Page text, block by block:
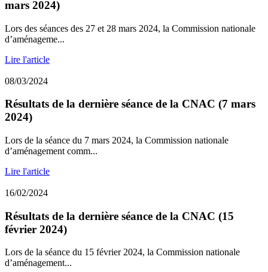
mars 2024)
Lors des séances des 27 et 28 mars 2024, la Commission nationale
d’aménageme...
Lire l'article
08/03/2024
Résultats de la dernière séance de la CNAC (7 mars
2024)
Lors de la séance du 7 mars 2024, la Commission nationale
d’aménagement comm...
Lire l'article
16/02/2024
Résultats de la dernière séance de la CNAC (15
février 2024)
Lors de la séance du 15 février 2024, la Commission nationale
d’aménagement...